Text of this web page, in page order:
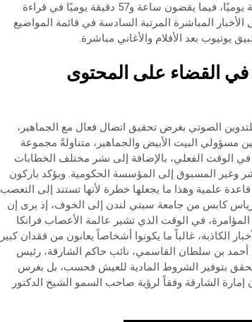
يتواجدون على المنصات بمعدل ساعتين و55 دقيقة يوميًا، فيما يقضون ساعة و57 دقيقة يوميًا في قراءة
المباشرة المرتبة السادسة في قائمة المواضيع
يوتيوب بعد الأفلام والأغاني مباشرة.
في القضاء على المحتوى
الصوتي بغرض تحقيق اتصال فعال مع الجماهير،
البيت الأبيض والجماهير، متناولةً مجموعة
الوقت الفعلي، بالإضافة إلى نشر مختلف الخطابات
وغير المسبوق إلى المؤسسة الحكومية. ويؤكد باركون
علمية وهذا ما يجعلها خطرة لأنها تستند إلى التعصب
كابس من جامعة سيتي لندن إلى الخوف، إذ يرى إن
في الوقت الذي تشير عالمة الأعصاب فرانكا
الكاذبة، غالباً ما يكونوا أشخاصاً يعانون من فقدان كبير
بن سلطان القاسمي، نائب حاكم الشارقة، رئيس
تتحقق بتوفير الشروط المادية للعيش فحسب، بل بغرس
الشارقة وفقاً لرؤية صاحب السمو الشيخ الدكتور